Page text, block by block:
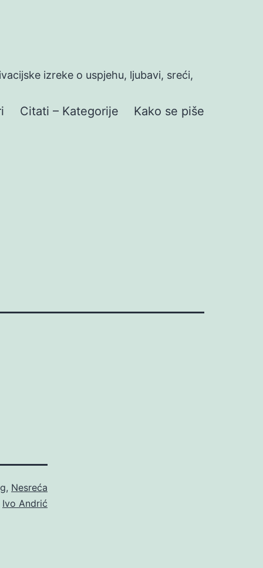
izreke o uspjehu, ljubavi, sreći,
Citati – Kategorije Kako se piše
, Nesreća
Ivo Andrić